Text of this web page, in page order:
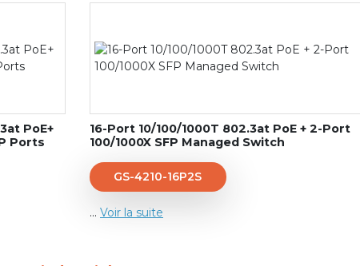
PoE+
Ports
16-Port 10/100/1000T 802.3at PoE + 2-Port
100/1000X SFP Managed Switch
GS-4210-16P2S
... Voir la suite